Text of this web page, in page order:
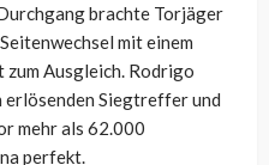
brachte Torjäger
mit einem
zum Ausgleich. Rodrigo
erlösenden Siegtreffer und
mehr als 62.000
perfekt.